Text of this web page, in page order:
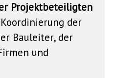
Projektbeteiligten
der
Bauleiter, der
und